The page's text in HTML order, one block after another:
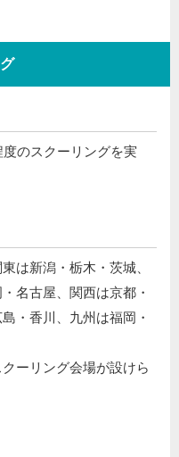
のスクーリングを実
は新潟・栃木・茨城、
名古屋、関西は京都・
・香川、九州は福岡・
ーリング会場が設けら